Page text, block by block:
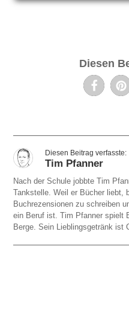
Diesen
Tim Pfanner
Nach der Schule jobbte Tim
Tankstelle. Weil er Bücher liebt,
Buchrezensionen zu schreiben
ein Beruf ist. Tim Pfanner spielt
Berge. Sein Lieblingsgetränk ist